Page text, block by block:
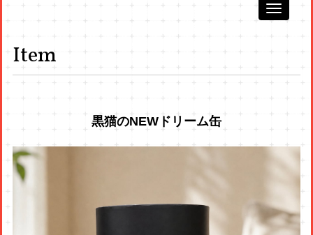
Toggle
Item
黒猫のNEWドリーム缶